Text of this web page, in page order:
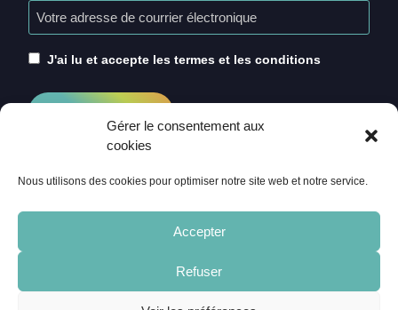
Gérer le consentement aux
cookies
Nous utilisons des cookies pour optimiser notre site web et notre service.
Accepter
Refuser
J'ai lu et accepte les termes et les conditions
CRÉDITS